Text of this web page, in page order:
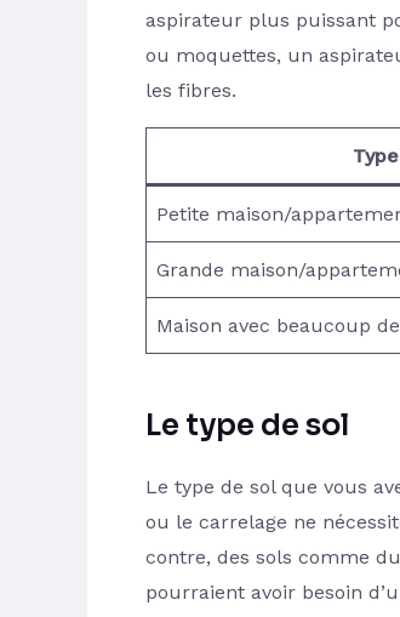
aspirateur plus puissant
ou moquettes, un
les fibres.
Petite maison/
Grande maison/
Maison avec beaucoup
Le type de sol
Le type de sol que vous
ou le carrelage ne
contre, des sols comme
pourraient avoir besoin